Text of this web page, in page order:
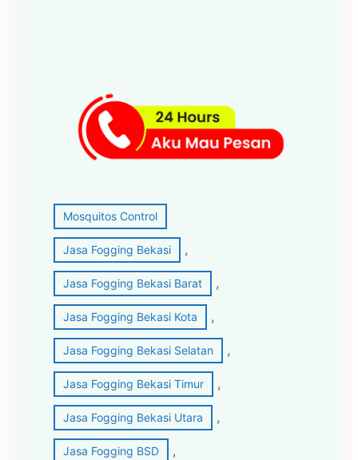
Mosquitos Control
Jasa Fogging Bekasi ,
Jasa Fogging Bekasi Barat ,
Jasa Fogging Bekasi Kota ,
Jasa Fogging Bekasi Selatan ,
Jasa Fogging Bekasi Timur ,
Jasa Fogging Bekasi Utara ,
Jasa Fogging BSD ,